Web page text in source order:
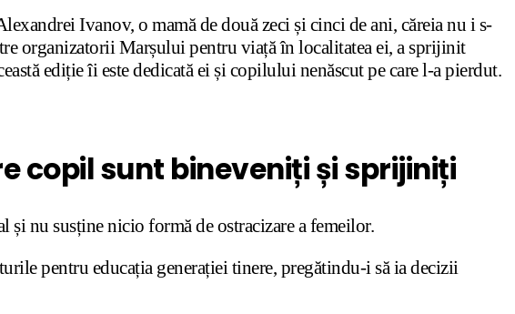
Ivanov, o mamă de două zeci și cinci de ani, căreia nu i s-
organizatorii Marșului pentru viață în localitatea ei, a sprijinit
ediție îi este dedicată ei și copilului nenăscut pe care l-a pierdut.
copil sunt bineveniți și sprijiniți
și nu susține nicio formă de ostracizare a femeilor.
pentru educația generației tinere, pregătindu-i să ia decizii